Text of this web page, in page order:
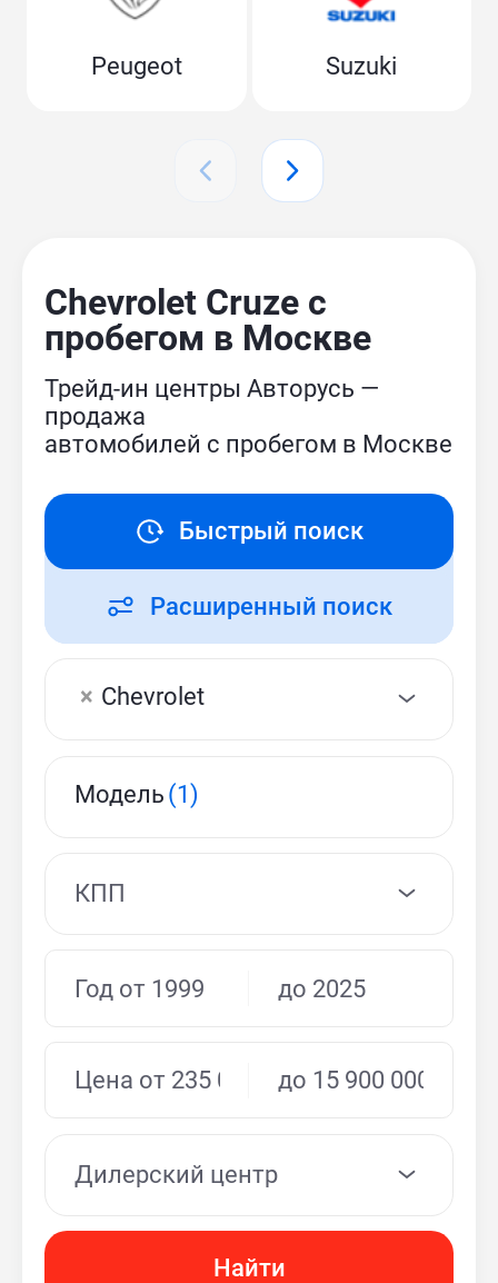
Peugeot Suzuki
Chevrolet Cruze с
пробегом в Москве
Трейд-ин центры Авторусь —
продажа
автомобилей с пробегом в Москве
Быстрый поиск
Расширенный поиск
× Chevrolet
Модель (1)
КПП
Дилерский центр
Найти